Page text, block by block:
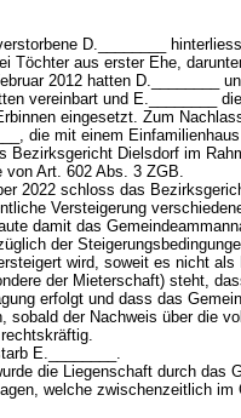
D.________
Töchter aus erster Ehe,
2012 hatten D.________
vereinbart und E.________
eingesetzt. Zum
die mit einem
Bezirksgericht Dielsdorf im
von Art. 602 Abs. 3 ZGB.
2022 schloss das
Versteigerung
damit das
der
wird, soweit es nicht
der Mieterschaft) steht,
erfolgt und dass das
sobald der Nachweis über die
E.________.
die Liegenschaft durch das
welche zwischenzeitlich